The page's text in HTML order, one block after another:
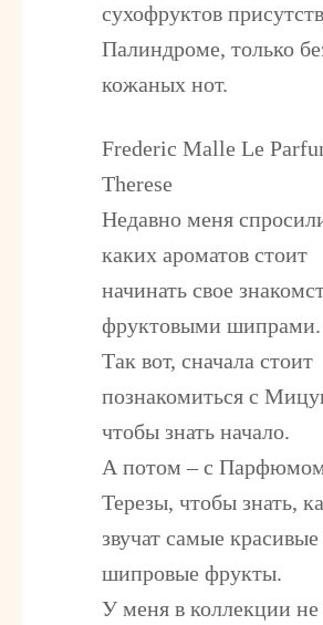
сухофруктов
Палиндроме, только
кожаных нот.
Frederic Malle Le
Therese
Недавно меня
каких ароматов стоит
начинать свое
фруктовыми шипрами.
Так вот, сначала стоит
познакомиться с
чтобы знать начало.
А потом – с
Терезы, чтобы знать,
звучат самые
шипровые фрукты.
У меня в коллекции не